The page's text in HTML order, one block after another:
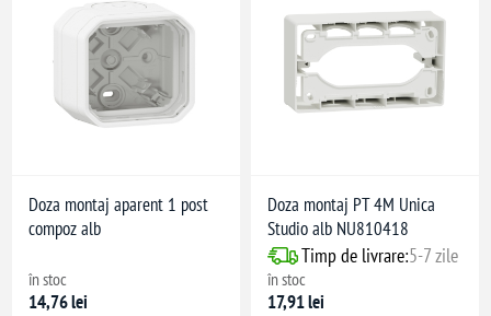
Doza montaj aparent 1 post
compoz alb
în stoc
14,76 lei
Doza montaj PT 4M Unica
Studio alb NU810418
Timp de livrare:5-7 zile
în stoc
17,91 lei